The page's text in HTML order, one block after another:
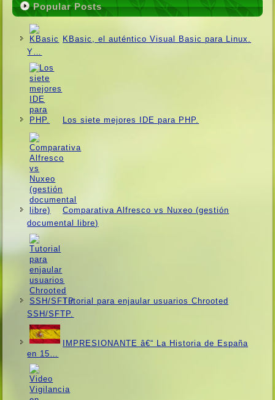
Popular Posts
KBasic, el auténtico Visual Basic para Linux.
Y…
Los siete mejores IDE para PHP.
Comparativa Alfresco vs Nuxeo (gestión
documental libre)
Tutorial para enjaular usuarios Chrooted
SSH/SFTP.
IMPRESIONANTE â€“ La Historia de España
en 15…